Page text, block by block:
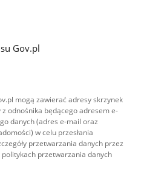
Gov.pl
mogą zawierać adresy skrzynek
odnośnika będącego adresem e-
danych (adres e-mail oraz
w celu przesłania
przetwarzania danych przez
przetwarzania danych